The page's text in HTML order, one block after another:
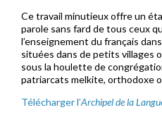
Ce travail minutieux offre un
parole sans fard de tous ceux
l’enseignement du français
situées dans de petits villages
sous la houlette de
patriarcats melkite, orthodoxe
Télécharger l’Archipel de la